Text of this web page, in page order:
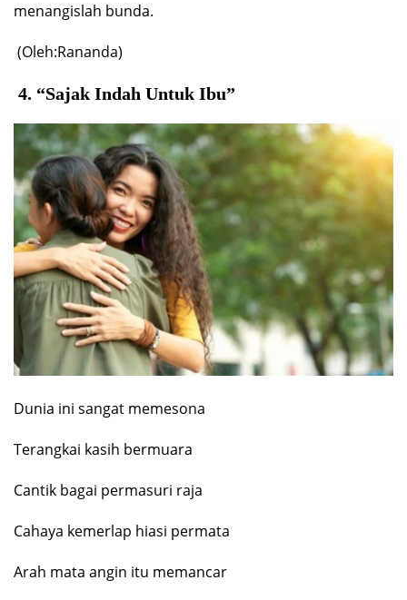
menangislah bunda.
(Oleh:Rananda)
4. “Sajak Indah Untuk Ibu”
Dunia ini sangat memesona
Terangkai kasih bermuara
Cantik bagai permasuri raja
Cahaya kemerlap hiasi permata
Arah mata angin itu memancar